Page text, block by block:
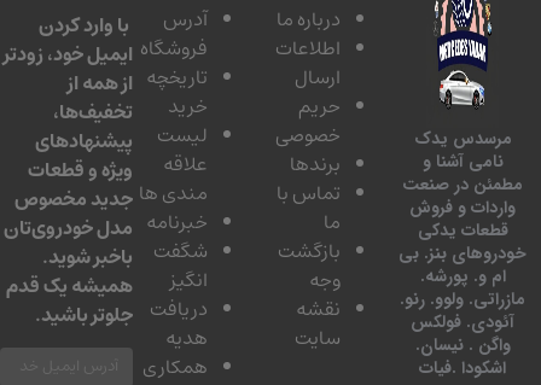
یدک
آشنا و
در صنعت
و فروش
یدکی
بنز. بی
و. پورشه.
ولوو. رنو.
فولکس
. نیسان.
.فیات
درباره ما
اطلاعات
ارسال
حریم
خصوصی
برندها
تماس با
بازگشت
نقشه
سایت
آدرس
فروشگاه
تاریخچه
لیست
مندی ها
خبرنامه
شگفت
دریافت
همکاری
با وارد کردن
ایمیل خود، زودتر
از همه از
تخفیف‌ها،
پیشنهادهای
ویژه و قطعات
جدید مخصوص
مدل خودروی‌تان
باخبر شوید.
همیشه یک قدم
جلوتر باشید.